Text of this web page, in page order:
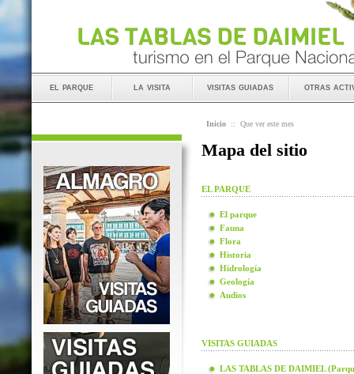
el parque la visita visitas guiadas otras
Inicio :: Que ver este mes
Mapa del sitio
EL PARQUE
El parque
Fauna
Flora
Historia
Hidrología
Geología
Audios
VISITAS GUIADAS
LAS TABLAS DE DAIMIEL